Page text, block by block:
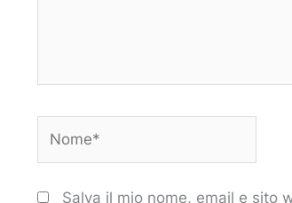
Salva il mio nome, email e sito